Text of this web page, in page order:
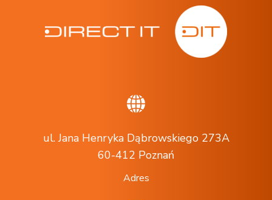
ul. Jana Henryka Dąbrowskiego 273A
60-412 Poznań
Adres